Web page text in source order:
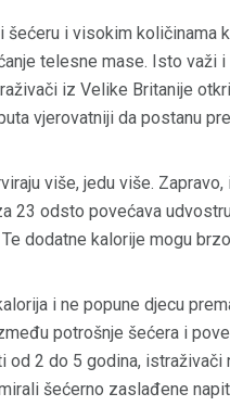
i visokim količinama
telesne mase. Isto važi
iz Velike Britanije
vjerovatniji da postanu
više, jedu više.
23 odsto povećava
dodatne kalorije mogu
i ne popune djecu
potrošnje šećera i
2 do 5 godina, istraživači
šećerno zaslađene